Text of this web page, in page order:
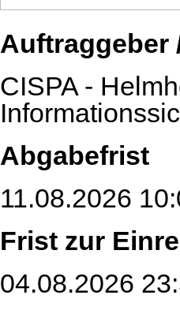
Auftraggeber
CISPA -
Abgabefrist
11.08.2026
Frist zur
04.08.2026